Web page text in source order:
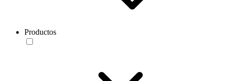
Productos